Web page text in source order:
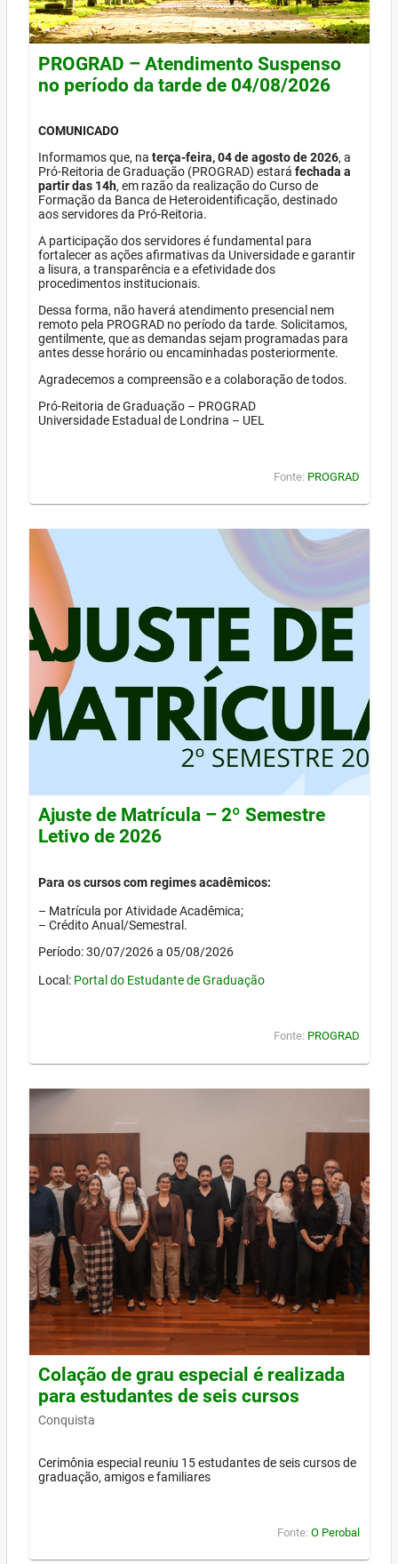
PROGRAD – Atendimento Suspenso
no período da tarde de 04/08/2026
COMUNICADO
Informamos que, na terça-feira, 04 de agosto de 2026, a
Pró-Reitoria de Graduação (PROGRAD) estará fechada a
partir das 14h, em razão da realização do Curso de
Formação da Banca de Heteroidentificação, destinado
aos servidores da Pró-Reitoria.
A participação dos servidores é fundamental para
fortalecer as ações afirmativas da Universidade e garantir
a lisura, a transparência e a efetividade dos
procedimentos institucionais.
Dessa forma, não haverá atendimento presencial nem
remoto pela PROGRAD no período da tarde. Solicitamos,
gentilmente, que as demandas sejam programadas para
antes desse horário ou encaminhadas posteriormente.
Agradecemos a compreensão e a colaboração de todos.
Pró-Reitoria de Graduação – PROGRAD
Universidade Estadual de Londrina – UEL
Fonte: PROGRAD
Ajuste de Matrícula – 2º Semestre
Letivo de 2026
Para os cursos com regimes acadêmicos:
– Matrícula por Atividade Acadêmica;
– Crédito Anual/Semestral.
Período: 30/07/2026 a 05/08/2026
Local: Portal do Estudante de Graduação
Fonte: PROGRAD
Colação de grau especial é realizada
para estudantes de seis cursos
Conquista
Cerimônia especial reuniu 15 estudantes de seis cursos de
graduação, amigos e familiares
Fonte: O Perobal